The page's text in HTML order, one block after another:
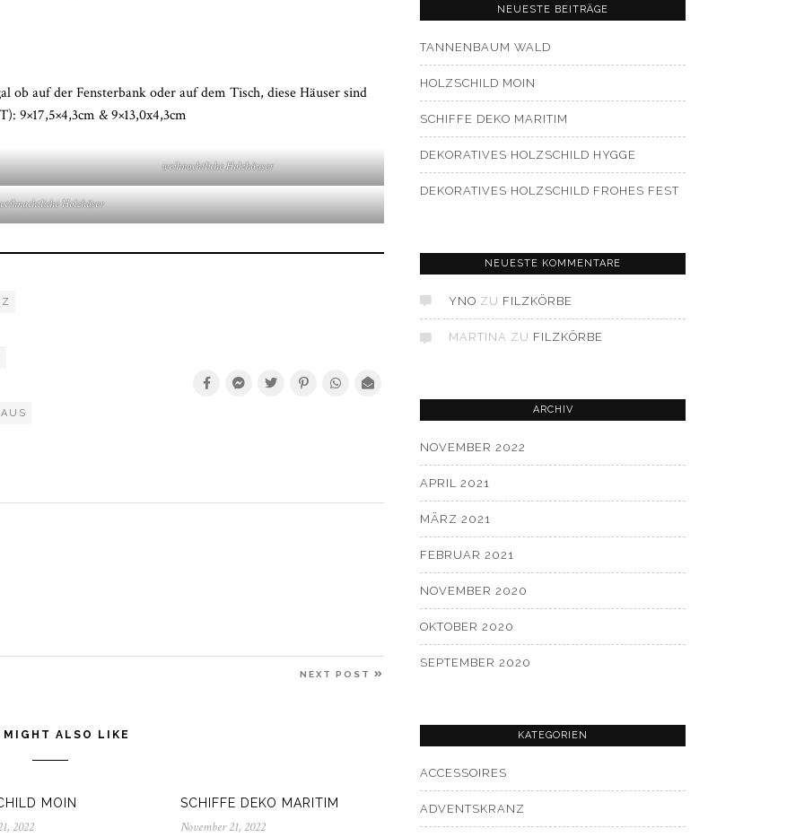
auf der Fensterbank oder auf dem Tisch, diese Häuser sind
9×17,5×4,3cm & 9×13,0x4,3cm
weihnachtliche Holzhäuser
Holzhäser
NEXT POST
MIGHT ALSO LIKE
MOIN
2022November
SCHIFFE DEKO MARITIM
November 21, 2022
NEUESTE BEITRÄGE
TANNENBAUM WALD
HOLZSCHILD MOIN
SCHIFFE DEKO MARITIM
DEKORATIVES HOLZSCHILD HYGGE
DEKORATIVES HOLZSCHILD FROHES FEST
NEUESTE KOMMENTARE
YNO ZU FILZKÖRBE
MARTINA ZU FILZKÖRBE
ARCHIV
NOVEMBER 2022
APRIL 2021
MÄRZ 2021
FEBRUAR 2021
NOVEMBER 2020
OKTOBER 2020
SEPTEMBER 2020
KATEGORIEN
ACCESSOIRES
ADVENTSKRANZ